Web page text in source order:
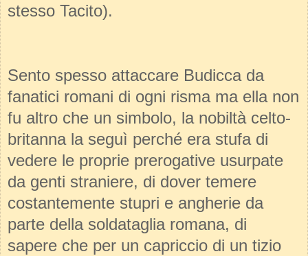
stesso Tacito).
Sento spesso attaccare Budicca da
fanatici romani di ogni risma ma ella non
fu altro che un simbolo, la nobiltà celto-
britanna la seguì perché era stufa di
vedere le proprie prerogative usurpate
da genti straniere, di dover temere
costantemente stupri e angherie da
parte della soldataglia romana, di
sapere che per un capriccio di un tizio